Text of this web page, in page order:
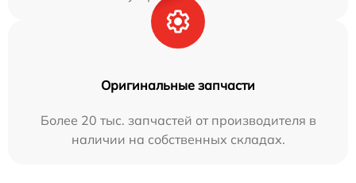
Оригинальные запчасти
Более 20 тыс. запчастей от производителя в
наличии на собственных складах.